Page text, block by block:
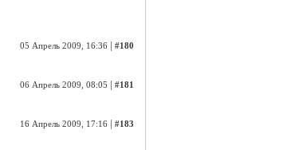
05 Апрель 2009, 16:36 #180
06 Апрель 2009, 08:05 #181
16 Апрель 2009, 17:16 #183